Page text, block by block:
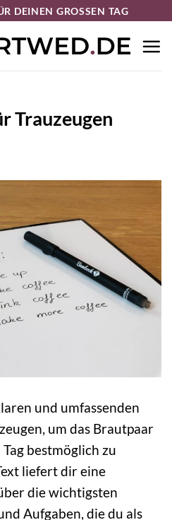
DEINEN GROSSEN TAG
Trauzeugen
und umfassenden
um das Brautpaar
bestmöglich zu
liefert dir eine
die wichtigsten
Aufgaben, die du als